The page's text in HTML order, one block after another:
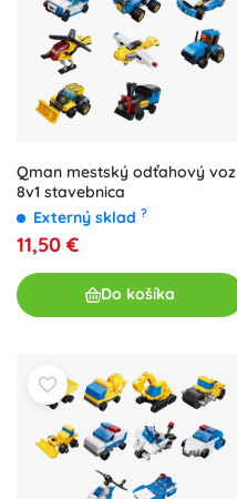
Qman mestský odťahový voz
8v1 stavebnica
Externý sklad ?
11,50 €
Do košíka